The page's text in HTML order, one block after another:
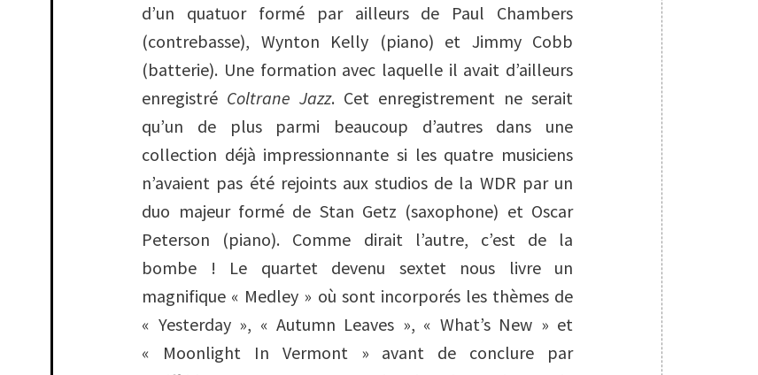
d’un quatuor formé par ailleurs de Paul Chambers
(contrebasse), Wynton Kelly (piano) et Jimmy Cobb
(batterie). Une formation avec laquelle il avait d’ailleurs
enregistré Coltrane Jazz. Cet enregistrement ne serait
qu’un de plus parmi beaucoup d’autres dans une
collection déjà impressionnante si les quatre musiciens
n’avaient pas été rejoints aux studios de la WDR par un
duo majeur formé de Stan Getz (saxophone) et Oscar
Peterson (piano). Comme dirait l’autre, c’est de la
bombe ! Le quartet devenu sextet nous livre un
magnifique « Medley » où sont incorporés les thèmes de
« Yesterday », « Autumn Leaves », « What’s New » et
« Moonlight In Vermont » avant de conclure par